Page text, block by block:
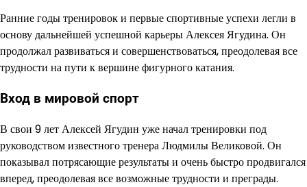
Ранние годы тренировок и первые спортивные успехи легли в
основу дальнейшей успешной карьеры Алексея Ягудина. Он
продолжал развиваться и совершенствоваться, преодолевая все
трудности на пути к вершине фигурного катания.
Вход в мировой спорт
В свои 9 лет Алексей Ягудин уже начал тренировки под
руководством известного тренера Людмилы Великовой. Он
показывал потрясающие результаты и очень быстро продвигался
вперед, преодолевая все возможные трудности и преграды.